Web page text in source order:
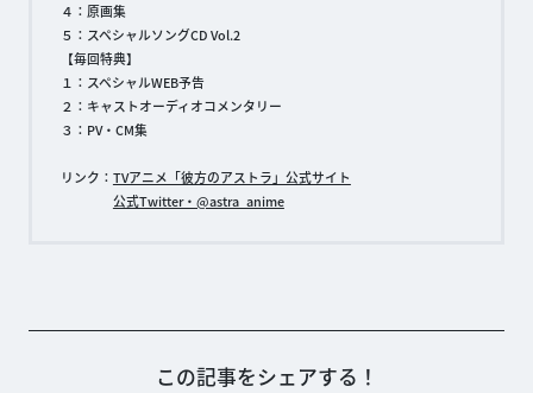
４：原画集
５：スペシャルソングCD Vol.2
【毎回特典】
１：スペシャルWEB予告
２：キャストオーディオコメンタリー
３：PV・CM集
リンク： TVアニメ「彼方のアストラ」公式サイト
公式Twitter・@astra_anime
この記事をシェアする！